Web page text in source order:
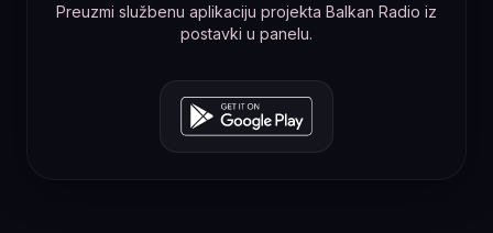
Preuzmi službenu aplikaciju projekta Balkan Radio iz
postavki u panelu.